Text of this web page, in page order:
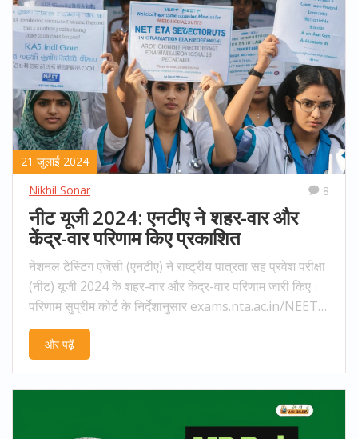
21 जुलाई 2024
Nikhil Sonar
8
नीट यूजी 2024: एनटीए ने शहर-वार और
केंद्र-वार परिणाम किए प्रकाशित
नेशनल टेस्टिंग एजेंसी (एनटीए) ने राष्ट्रीय पात्रता सह प्रवेश परीक्षा
(नीट) यूजी 2024 के शहर-वार और केंद्र-वार परिणाम जारी किए।
परिणाम सुप्रीम कोर्ट के निर्देशानुसार exams.nta.ac.in/NEET/
पर प्रकाशित किए गए हैं। कोर्ट ने 20 जुलाई को दोपहर 12 बजे तक
परिणाम जारी करने का आदेश दिया था।
और पढ़ें